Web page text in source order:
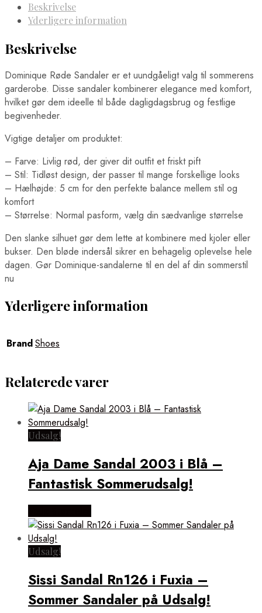
Beskrivelse
Yderligere information
Beskrivelse
Dominique Røde Sandaler er et uundgåeligt valg til sommerens
garderobe. Disse sandaler kombinerer elegance med komfort,
hvilket gør dem ideelle til både dagligdagsbrug og festlige
begivenheder.
Vigtige detaljer om produktet:
– Farve: Livlig rød, der giver dit outfit et friskt pift
– Stil: Tidløst design, der passer til mange forskellige looks
– Hælhøjde: 5 cm for den perfekte balance mellem stil og
komfort
– Størrelse: Normal pasform, vælg din sædvanlige størrelse
Den slanke silhuet gør dem lette at kombinere med kjoler eller
bukser. Den bløde indersål sikrer en behagelig oplevelse hele
dagen. Gør Dominique-sandalerne til en del af din sommerstil
nu
Yderligere information
BrandShoes
Relaterede varer
Udsalg!
Aja Dame Sandal 2003 i Blå –
Fantastisk Sommerudsalg!
Udsalg!
Sissi Sandal Rn126 i Fuxia –
Sommer Sandaler på Udsalg!